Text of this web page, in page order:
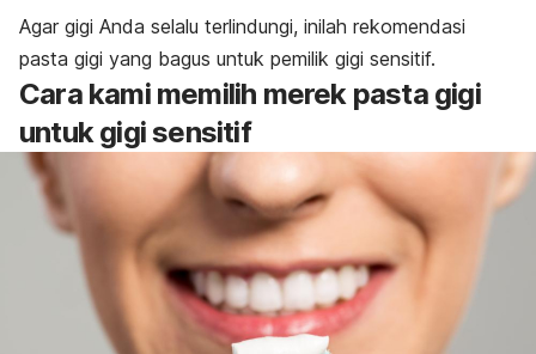
Agar gigi Anda selalu terlindungi, inilah rekomendasi
pasta gigi yang bagus untuk pemilik gigi sensitif.
Cara kami memilih merek pasta gigi
untuk gigi sensitif